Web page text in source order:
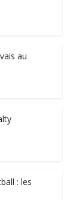
au
: les